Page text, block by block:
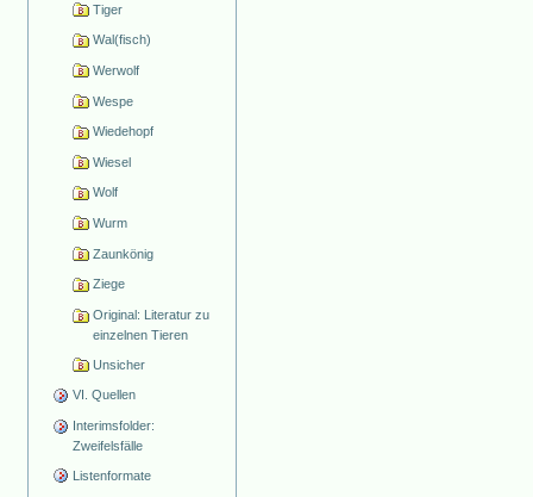
Tiger
Wal(fisch)
Werwolf
Wespe
Wiedehopf
Wiesel
Wolf
Wurm
Zaunkönig
Ziege
Original: Literatur zu
einzelnen Tieren
Unsicher
VI. Quellen
Interimsfolder:
Zweifelsfälle
Listenformate